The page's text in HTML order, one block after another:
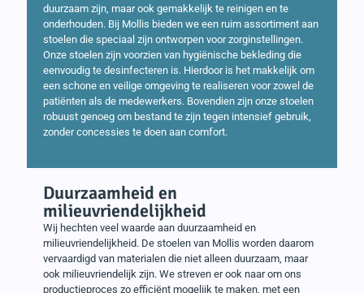
duurzaam zijn, maar ook gemakkelijk te reinigen en te
onderhouden. Bij Mollis bieden we een ruim assortiment aan
stoelen die speciaal zijn ontworpen voor zorginstellingen.
Onze stoelen zijn voorzien van hygiënische bekleding die
eenvoudig te desinfecteren is. Hierdoor is het makkelijk om
een schone en veilige omgeving te realiseren voor zowel de
patiënten als de medewerkers. Bovendien zijn onze stoelen
robuust genoeg om bestand te zijn tegen intensief gebruik,
zonder concessies te doen aan comfort.
Duurzaamheid en
milieuvriendelijkheid
Wij hechten veel waarde aan duurzaamheid en
milieuvriendelijkheid. De stoelen van Mollis worden daarom
vervaardigd van materialen die niet alleen duurzaam, maar
ook milieuvriendelijk zijn. We streven er ook naar om ons
productieproces zo efficiënt mogelijk te maken, met een